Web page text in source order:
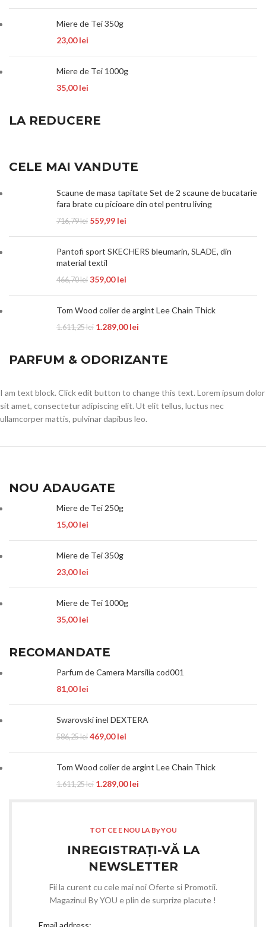
Miere de Tei 350g
23,00lei
Miere de Tei 1000g
35,00lei
LA REDUCERE
CELE MAI VANDUTE
Scaune de masa tapitate Set de 2 scaune de bucatarie
fara brate cu picioare din otel pentru living
716,79lei 559,99 lei
Pantofi sport SKECHERS bleumarin, SLADE, din
material textil
466,70lei 359,00lei
Tom Wood colier de argint Lee Chain Thick
1.611,25lei 1.289,00lei
PARFUM & ODORIZANTE
I am text block. Click edit button to change this text. Lorem ipsum dolor
sit amet, consectetur adipiscing elit. Ut elit tellus, luctus nec
ullamcorper mattis, pulvinar dapibus leo.
NOU ADAUGATE
Miere de Tei 250g
15,00lei
Miere de Tei 350g
23,00lei
Miere de Tei 1000g
35,00lei
RECOMANDATE
Parfum de Camera Marsilia cod001
81,00lei
Swarovski inel DEXTERA
586,25lei 469,00lei
Tom Wood colier de argint Lee Chain Thick
1.611,25lei 1.289,00lei
TOT CE E NOU LA By YOU
INREGISTRAȚI-VĂ LA
NEWSLETTER
Fii la curent cu cele mai noi Oferte si Promotii.
Magazinul By YOU e plin de surprize placute !